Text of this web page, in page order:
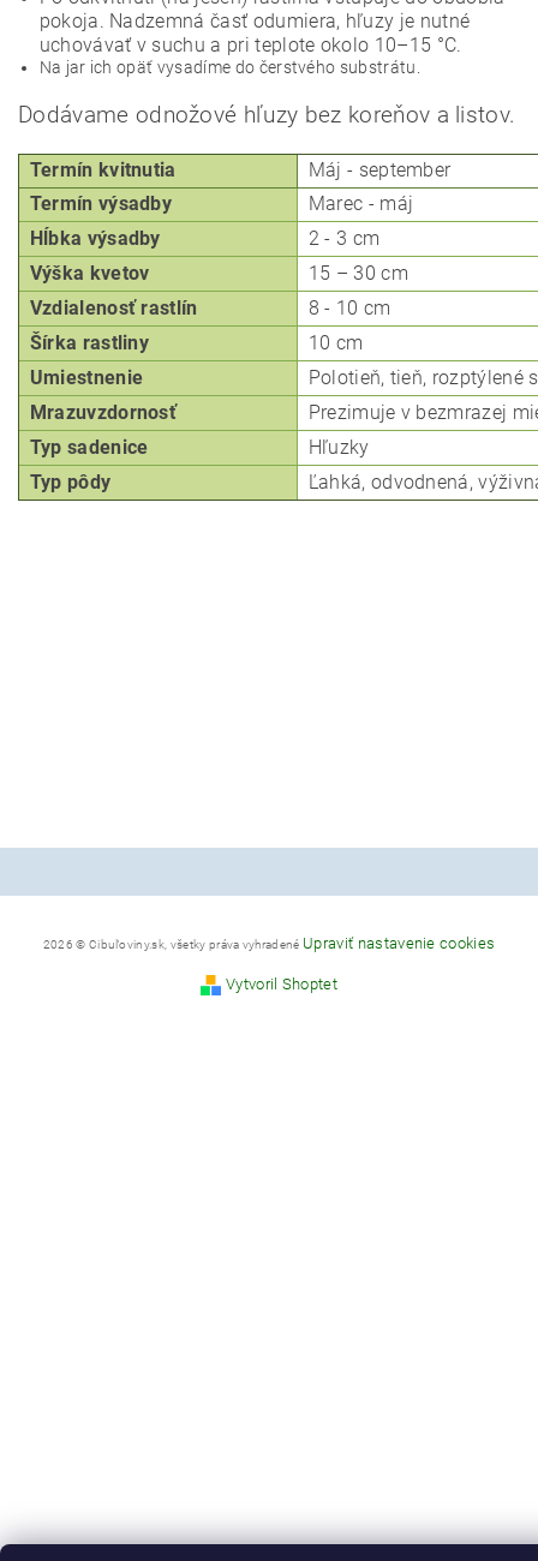
pokoja. Nadzemná časť odumiera, hľuzy je nutné
uchovávať v suchu a pri teplote okolo 10–15 °C.
Na jar ich opäť vysadíme do čerstvého substrátu.
Dodávame odnožové hľuzy bez koreňov a listov.
Termín kvitnutia
Máj - september
Termín výsadby
Marec - máj
Hĺbka výsadby
2 - 3 cm
Výška kvetov
15 – 30 cm
Vzdialenosť rastlín
8 - 10 cm
Šírka rastliny
10 cm
Umiestnenie
Polotieň, tieň, rozptýlené
Mrazuvzdornosť
Prezimuje v bezmrazej
Typ sadenice
Hľuzky
Typ pôdy
Ľahká, odvodnená,
2026 © Cibuľoviny.sk, všetky práva vyhradené Upraviť nastavenie cookies
Vytvoril Shoptet
Powered by chaterimo